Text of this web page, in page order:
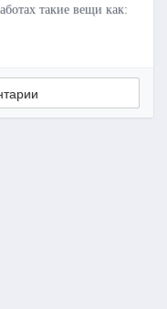
такие вещи как: